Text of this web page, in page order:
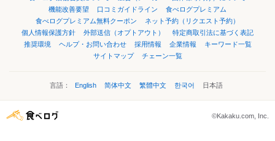
機能改善要望
口コミガイドライン
食べログプレミアム
食べログプレミアム無料クーポン
ネット予約（リクエスト予約）
個人情報保護方針
外部送信（オプトアウト）
特定商取引法に基づく表記
推奨環境
ヘルプ・お問い合わせ 採用情報 企業情報
キーワード一覧
サイトマップ
チェーン一覧
言語： English 简体中文 繁體中文 한국어 日本語
©Kakaku.com, Inc.